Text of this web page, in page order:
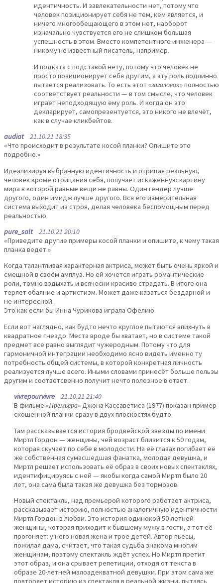
идентичность. И завлекательности нет, потому что
человек позиционирует себя не тем, кем является, и
ничего многообещающего в этом нет, наоборот
изначально чувствуется его не слишком большая
успешность в этом. Вместо компетентного инженера —
никому не известный писатель, например.
И подката с подставой нету, потому что человек не
просто позиционирует себя другим, а эту роль подлинно
пытается реализовать. То есть этот«заголовок»полностью
соответствует реальности — в том смысле, что человек
играет неподходящую ему роль. И когда он это
декларирует, самопрезентуется, это никого не влечёт,
как в случае кликбейтов.
audiat21.10.21 18:35
«Что происходит в результате косой планки? Опишите это
подробно.»
Идеализируя выбранную идентичность и отрицая реальную,
человек кроме отрицания себя, получает искаженную картину
мира в которой равные вещи не равны. Один гендер лучше
другого, один имидж лучше другого. Вся его измерительная
система выходит из строя, делая человека беспомощным перед
реальностью.
pure_salt21.10.21 20:10
«Приведите другие примеры косой планки и опишите, к чему такая
планка ведет.»
Когда талантливая характерная актриса, может быть очень яркой и
смешной в своём амплуа. Но ей хочется играть романтические
роли, томно вздыхать и всячески красиво страдать. В итоге она
теряет обаяние и артистизм. Может даже казаться бездарной и
не интересной.
Это как если бы Инна Чурикова играла Офелию.
Если вот наглядно, как будто нечто круглое пытаются впихнуть в
квадратное гнездо. Места вроде бы хватает, но в системе такой
предмет все равно выглядит чужеродным. Потому что для
гармоничной интеграции необходимо ясно видеть именно ту
потребность общей системы, в которой конкретная личность
реализуется лучше всего. Иными словами принесёт больше пользы
другим и соответсвенно получит нечто полезное в ответ.
vivrepourvivre 21.10.21 21:40
В фильме «Премьера»Джона Кассаветиса (1977) показан пример
скошенной планки сразу в двух плоскостях будто.
Там рассказывается история бродвейской звезды по имени
Миртл Гордон — женщины, чей возраст близится к 50 годам,
которая скучает по себе в молодости. На её глазах погибает её
же собственная сумасшедшая фанатка, молодая девушка, и
Миртл решает использовать её образ в своих новых спектаклях,
идентифицируясь с ней — якобы когда самой Миртл было 20
лет, она сама была такая же девушка без тормозов.
Новый спектакль, над премьерой которого работает актриса,
рассказывает историю, полностью аналогичную идентичности
Миртл Гордон в любви. Это история одинокой 50-летней
женщины, которая приходит к бывшему мужу в гости, а тот её
прогоняет: у него новая жена и трое детей. Автор пьесы,
пожилая дама, считает, что такая судьба знакома многим
женщинам, поэтому спектакль ждёт успех. Но Миртл претит
этот образ, и она срывает репетиции, отходя от текста в
образе 20-летней малоадекватной девушки. При этом сама же
повторяет историю из спектакля в реальной жизни, пытаясь